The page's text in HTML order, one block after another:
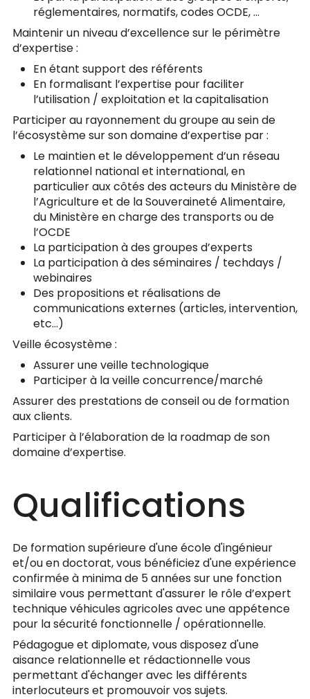
réglementaires, normatifs, codes OCDE, …
Maintenir un niveau d’excellence sur le périmètre
d’expertise :
En étant support des référents
En formalisant l’expertise pour faciliter
l’utilisation / exploitation et la capitalisation
Participer au rayonnement du groupe au sein de
l’écosystème sur son domaine d’expertise par :
Le maintien et le développement d’un réseau
relationnel national et international, en
particulier aux côtés des acteurs du Ministère de
l’Agriculture et de la Souveraineté Alimentaire,
du Ministère en charge des transports ou de
l’OCDE
La participation à des groupes d’experts
La participation à des séminaires / techdays /
webinaires
Des propositions et réalisations de
communications externes (articles, intervention,
etc…)
Veille écosystème :
Assurer une veille technologique
Participer à la veille concurrence/marché
Assurer des prestations de conseil ou de formation
aux clients.
Participer à l’élaboration de la roadmap de son
domaine d’expertise.
Qualifications
De formation supérieure d'une école d'ingénieur
et/ou en doctorat, vous bénéficiez d'une expérience
confirmée à minima de 5 années sur une fonction
similaire vous permettant d'assurer le rôle d’expert
technique véhicules agricoles avec une appétence
pour la sécurité fonctionnelle / opérationnelle.
Pédagogue et diplomate, vous disposez d'une
aisance relationnelle et rédactionnelle vous
permettant d'échanger avec les différents
interlocuteurs et promouvoir vos sujets.